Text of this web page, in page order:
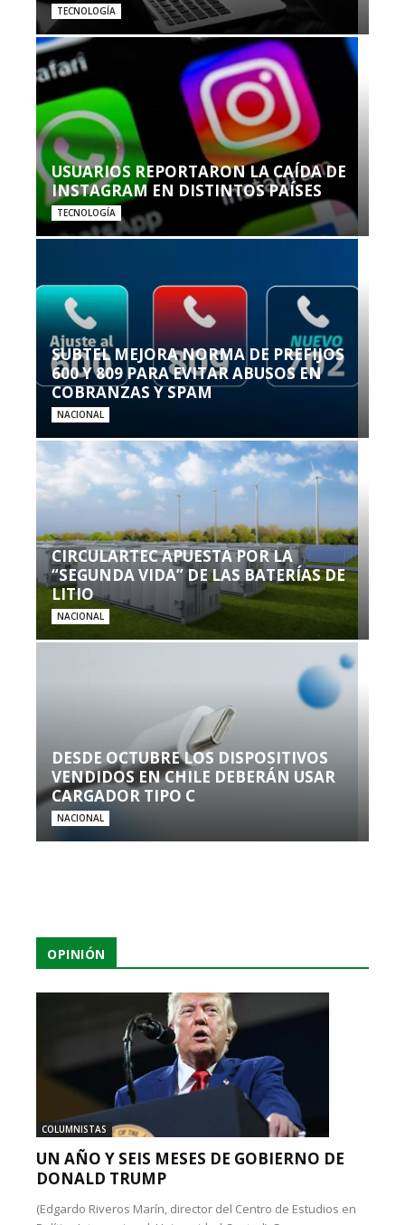
TECNOLOGÍA
USUARIOS REPORTARON LA CAÍDA DE
INSTAGRAM EN DISTINTOS PAÍSES
TECNOLOGÍA
SUBTEL MEJORA NORMA DE PREFIJOS
600 Y 809 PARA EVITAR ABUSOS EN
COBRANZAS Y SPAM
NACIONAL
CIRCULARTEC APUESTA POR LA
“SEGUNDA VIDA” DE LAS BATERÍAS DE
LITIO
NACIONAL
DESDE OCTUBRE LOS DISPOSITIVOS
VENDIDOS EN CHILE DEBERÁN USAR
CARGADOR TIPO C
NACIONAL
OPINIÓN
COLUMNISTAS
UN AÑO Y SEIS MESES DE GOBIERNO DE
DONALD TRUMP
(Edgardo Riveros Marín, director del Centro de Estudios en